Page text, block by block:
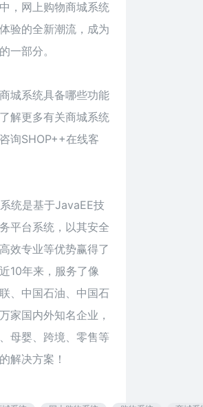
，网上购物商城系统
验的全新潮流，成为
一部分。
城系统具备哪些功能
解更多有关商城系统
询SHOP++在线客
统是基于JavaEE技
平台系统，以其安全
效专业等优势赢得了
10年来，服务了像
、中国石油、中国石
家国内外知名企业，
母婴、跨境、零售等
解决方案！